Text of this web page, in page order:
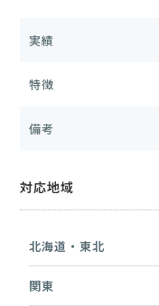
実績
特徴
備考
対応地域
北海道・東北
関東